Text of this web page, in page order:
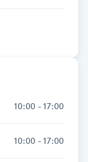
10:00 - 17:00
10:00 - 17:00